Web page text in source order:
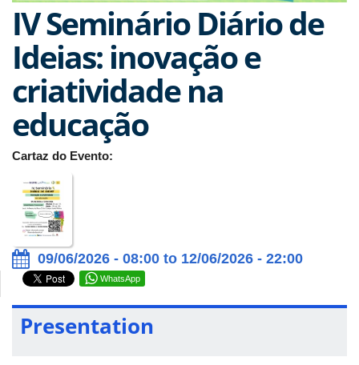
IV Seminário Diário de
Ideias: inovação e
criatividade na
educação
Cartaz do Evento:
09/06/2026 - 08:00 to 12/06/2026 - 22:00
WhatsApp
Presentation